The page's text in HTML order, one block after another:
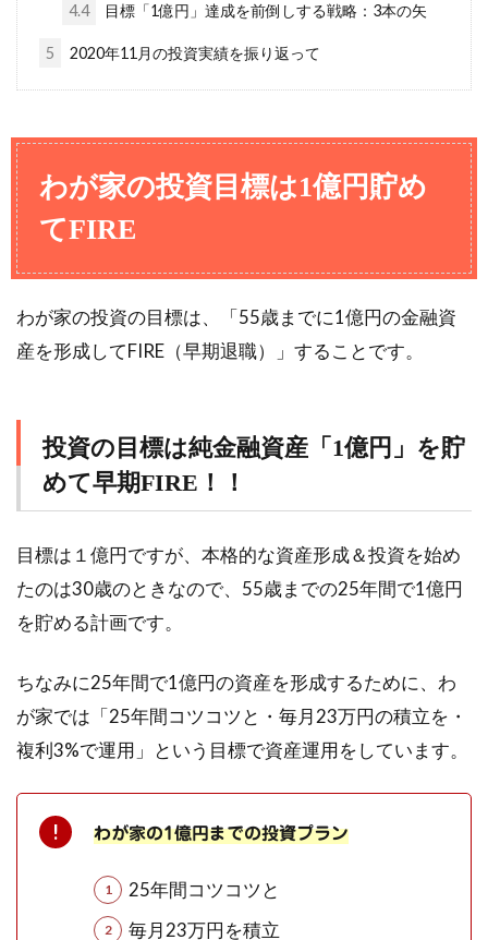
4.4 目標「1億円」達成を前倒しする戦略：3本の矢
5 2020年11月の投資実績を振り返って
わが家の投資目標は1億円貯め
てFIRE
わが家の投資の目標は、「55歳までに1億円の金融資
産を形成してFIRE（早期退職）」することです。
投資の目標は純金融資産「1億円」を貯
めて早期FIRE！！
目標は１億円ですが、本格的な資産形成＆投資を始め
たのは30歳のときなので、55歳までの25年間で1億円
を貯める計画です。
ちなみに25年間で1億円の資産を形成するために、わ
が家では「25年間コツコツと・毎月23万円の積立を・
複利3%で運用」という目標で資産運用をしています。
わが家の1億円までの投資プラン
25年間コツコツと
毎月23万円を積立